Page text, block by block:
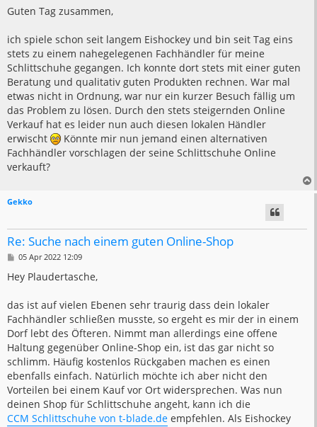
i
a
g
Guten Tag zusammen,
ich spiele schon seit langem Eishockey und bin seit Tag eins
stets zu einem nahegelegenen Fachhändler für meine
Schlittschuhe gegangen. Ich konnte dort stets mit einer guten
Beratung und qualitativ guten Produkten rechnen. War mal
etwas nicht in Ordnung, war nur ein kurzer Besuch fällig um
das Problem zu lösen. Durch den stets steigernden Online
Verkauf hat es leider nun auch diesen lokalen Händler
erwischt
Könnte mir nun jemand einen alternativen
Fachhändler vorschlagen der seine Schlittschuhe Online
verkauft?
Gekko
Re: Suche nach einem guten Online-Shop
B
i
t
a
g
05 Apr 2022 12:09
Hey Plaudertasche,
das ist auf vielen Ebenen sehr traurig dass dein lokaler
Fachhändler schließen musste, so ergeht es mir der in einem
Dorf lebt des Öfteren. Nimmt man allerdings eine offene
Haltung gegenüber Online-Shop ein, ist das gar nicht so
schlimm. Häufig kostenlos Rückgaben machen es einen
ebenfalls einfach. Natürlich möchte ich aber nicht den
Vorteilen bei einem Kauf vor Ort widersprechen. Was nun
deinen Shop für Schlittschuhe angeht, kann ich die
CCM Schlittschuhe von t-blade.de empfehlen. Als Eishockey